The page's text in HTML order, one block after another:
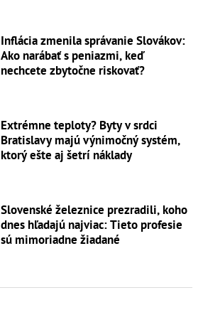
Inflácia zmenila správanie Slovákov:
Ako narábať s peniazmi, keď
nechcete zbytočne riskovať?
Extrémne teploty? Byty v srdci
Bratislavy majú výnimočný systém,
ktorý ešte aj šetrí náklady
Slovenské železnice prezradili, koho
dnes hľadajú najviac: Tieto profesie
sú mimoriadne žiadané